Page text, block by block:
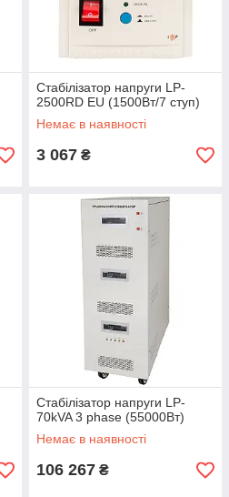
Стабілізатор напруги LP-
2500RD EU (1500Вт/7 ступ)
Немає в наявності
3 067 ₴
Стабілізатор напруги LP-
70kVA 3 phase (55000Вт)
Немає в наявності
106 267 ₴